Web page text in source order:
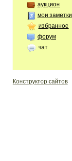
аукцион
мои заметки
избранное
форум
чат
Конструктор сайтов